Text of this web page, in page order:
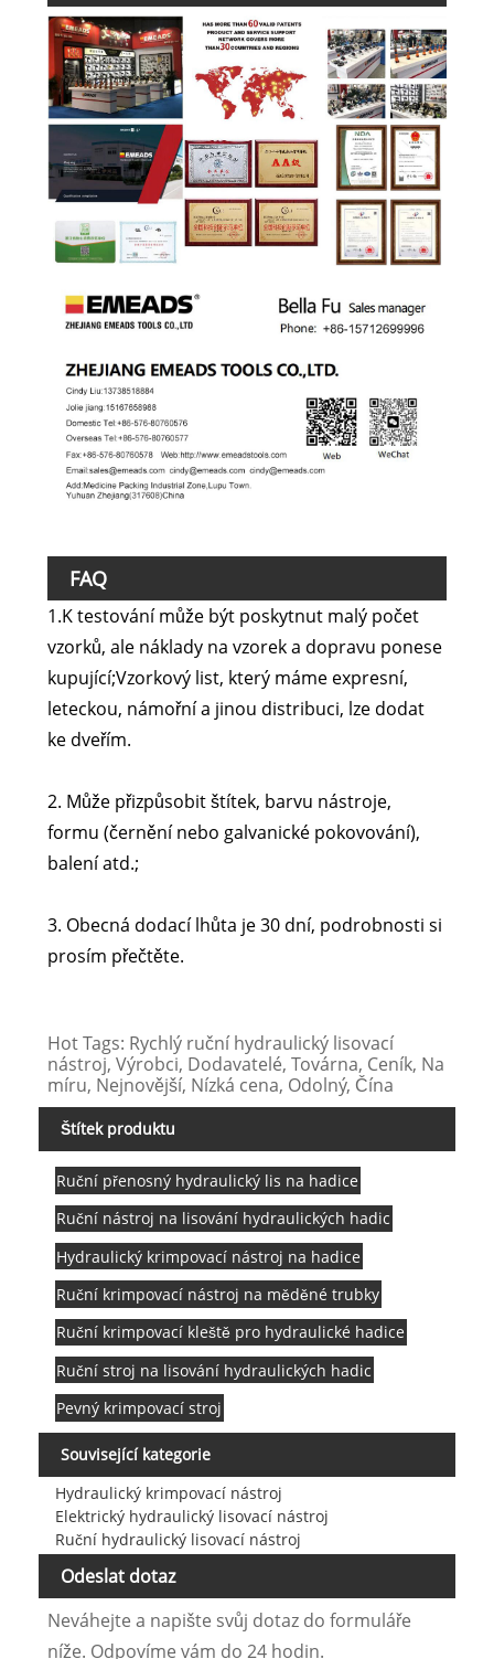
FAQ
1.K testování může být poskytnut malý počet
vzorků, ale náklady na vzorek a dopravu ponese
kupující;Vzorkový list, který máme expresní,
leteckou, námořní a jinou distribuci, lze dodat
ke dveřím.
2. Může přizpůsobit štítek, barvu nástroje,
formu (černění nebo galvanické pokovování),
balení atd.;
3. Obecná dodací lhůta je 30 dní, podrobnosti si
prosím přečtěte.
Hot Tags: Rychlý ruční hydraulický lisovací
nástroj, Výrobci, Dodavatelé, Továrna, Ceník, Na
míru, Nejnovější, Nízká cena, Odolný, Čína
Štítek produktu
Ruční přenosný hydraulický lis na hadice
Ruční nástroj na lisování hydraulických hadic
Hydraulický krimpovací nástroj na hadice
Ruční krimpovací nástroj na měděné trubky
Ruční krimpovací kleště pro hydraulické hadice
Ruční stroj na lisování hydraulických hadic
Pevný krimpovací stroj
Související kategorie
Hydraulický krimpovací nástroj
Elektrický hydraulický lisovací nástroj
Ruční hydraulický lisovací nástroj
Odeslat dotaz
Neváhejte a napište svůj dotaz do formuláře
níže. Odpovíme vám do 24 hodin.